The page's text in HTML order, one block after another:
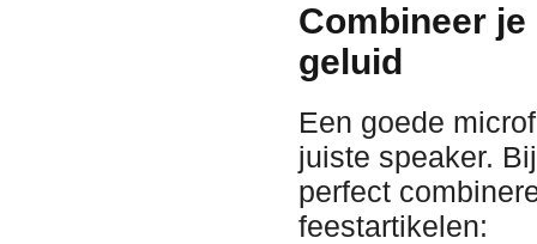
Combineer
geluid
Een goede
juiste speaker.
perfect
feestartikelen: